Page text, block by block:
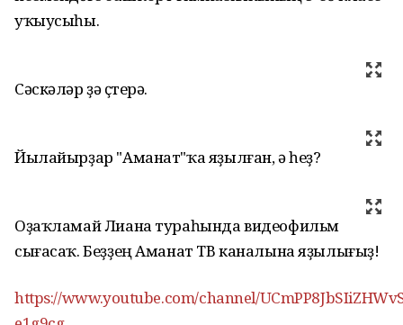
уҡыусыһы.
Сәскәләр ҙә үҫтерә.
Йылайырҙар "Аманат"ҡа яҙылған, ә һеҙ?
Оҙаҡламай Лиана тураһында видеофильм
сығасаҡ. Беҙҙең Аманат ТВ каналына яҙылығыҙ!
https://www.youtube.com/channel/